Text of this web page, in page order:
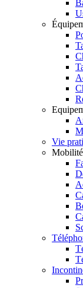
Vie
Mobilité